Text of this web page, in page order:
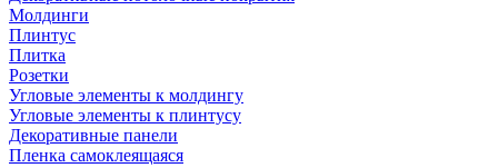
Молдинги
Плинтус
Плитка
Розетки
Угловые элементы к молдингу
Угловые элементы к плинтусу
Декоративные панели
Пленка самоклеящаяся